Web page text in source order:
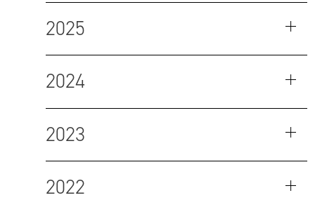
2025
2024
2023
2022